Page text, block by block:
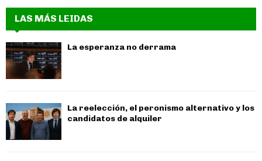
LAS MÁS LEIDAS
La esperanza no derrama
La reelección, el peronismo alternativo y los
candidatos de alquiler